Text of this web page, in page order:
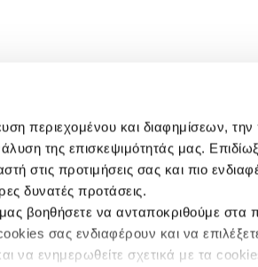
περιεχομένου και διαφημίσεων,
της επισκεψιμότητάς μας.
στις προτιμήσεις σας και πιο
δυνατές προτάσεις.
μας βοηθήσετε να ανταποκριθούμε
σας ενδιαφέρουν και να
να ενημερωθείτε σχετικά με τα